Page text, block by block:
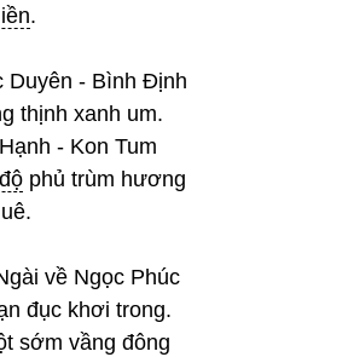
.
Duyên - Bình Định
thịnh xanh um.
- Kon Tum
phủ trùm hương
về Ngọc Phúc
đục khơi trong.
sớm vầng đông